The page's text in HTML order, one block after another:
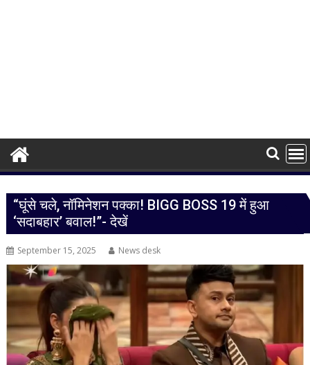
“घूंसे चले, नॉमिनेशन पक्का! BIGG BOSS 19 में हुआ
‘सदाबहार’ बवाल!”- देखें
September 15, 2025 News desk